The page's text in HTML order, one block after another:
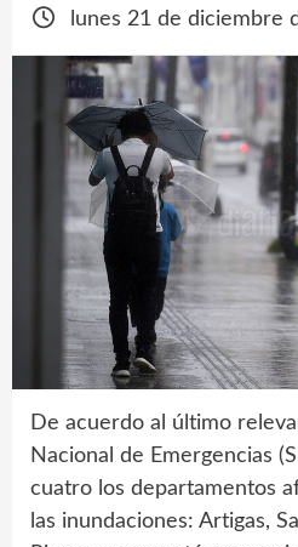
lunes 21 de diciembre
De acuerdo al último
Nacional de Emergencias
cuatro los departamentos
las inundaciones: Artigas,